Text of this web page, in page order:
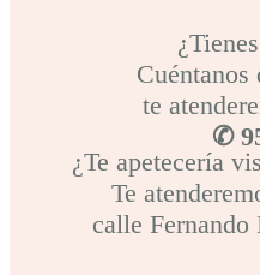
Cuéntanos
te
✆
¿Te apetecería
Te
calle